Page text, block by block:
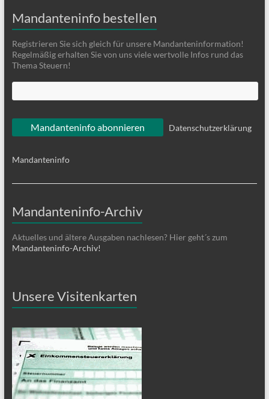
Mandanteninfo bestellen
Registrieren Sie sich gleich für unsere Mandanteninformation!
Regelmäßig erhalten Sie von uns viele wertvolle Infos rund das
Thema Steuern!
Datenschutzerklärung
Mandanteninfo
Mandanteninfo-Archiv
Aktuelles und ältere Ausgaben nachlesen? Hier geht´s zum
Mandanteninfo-Archiv!
Unsere Visitenkarten